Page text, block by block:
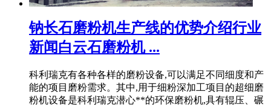
钠长石磨粉机生产线的优势介绍行业
新闻白云石磨粉机 ...
科利瑞克有各种各样的磨粉设备,可以满足不同细度和产
能的项目磨粉需求。其中,用于细粉深加工项目的超细磨
粉机设备是科利瑞克潜心**的环保磨粉机,具有辊压、碾